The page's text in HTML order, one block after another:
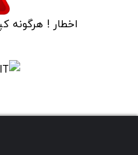
اخطار ! هرگونه